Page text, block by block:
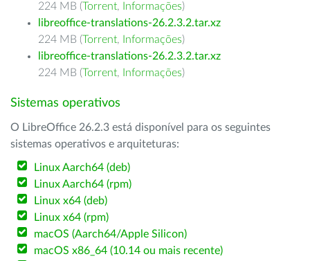
224 MB (Torrent, Informações)
libreoffice-translations-26.2.3.2.tar.xz
224 MB (Torrent, Informações)
libreoffice-translations-26.2.3.2.tar.xz
224 MB (Torrent, Informações)
Sistemas operativos
O LibreOffice 26.2.3 está disponível para os seguintes
sistemas operativos e arquiteturas:
Linux Aarch64 (deb)
Linux Aarch64 (rpm)
Linux x64 (deb)
Linux x64 (rpm)
macOS (Aarch64/Apple Silicon)
macOS x86_64 (10.14 ou mais recente)